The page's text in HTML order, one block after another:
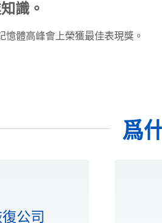
識。
憶體高峰會上榮獲最佳表現獎。
爲
公司